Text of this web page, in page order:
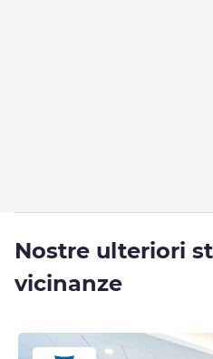
Nostre ulteriori
vicinanze